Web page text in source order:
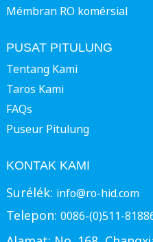
Mémbran RO komérsial
PUSAT PITULUNG
Tentang Kami
Taros Kami
FAQs
Puseur Pitulung
KONTAK KAMI
Surélék: info@ro-hid.com
Telepon: 0086-(0)511-